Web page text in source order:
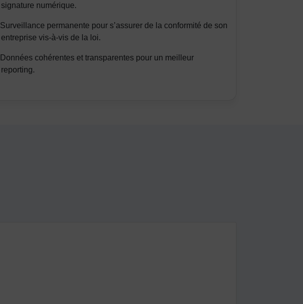
signature numérique.
Surveillance permanente pour s’assurer de la conformité de son
entreprise vis-à-vis de la loi.
Données cohérentes et transparentes pour un meilleur
reporting.